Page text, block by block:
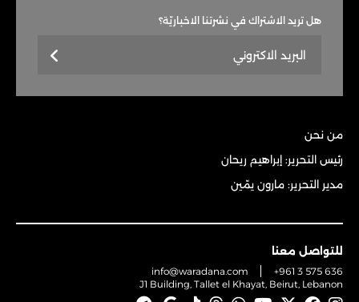
هل تريد الاشتراك في نشرتنا الاخباريّة؟
من نحن
رئيس التحرير: إبراهيم ريحان
مدير التحرير: مارون يمّين
للتواصل معنا
info@waradana.com
+961 3 575 636
J1 Building, Tallet el Khayat, Beirut, Lebanon